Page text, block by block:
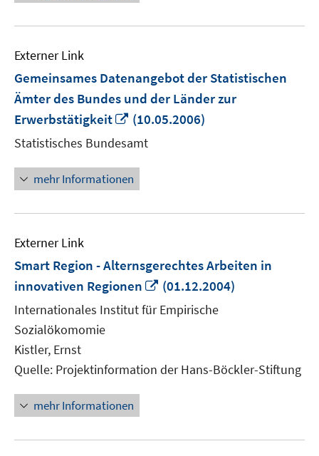
Externer Link
Gemeinsames Datenangebot der Statistischen
Ämter des Bundes und der Länder zur
Erwerbstätigkeit
In
Fenster
öffnen
(10.05.2006)
Statistisches Bundesamt
mehr Informationen
Externer Link
Smart Region - Alternsgerechtes Arbeiten in
innovativen Regionen
In
neuem
Fenster
(01.12.2004)
Internationales Institut für Empirische
Sozialökomomie
Kistler, Ernst
Quelle: Projektinformation der Hans-Böckler-Stiftung
mehr Informationen